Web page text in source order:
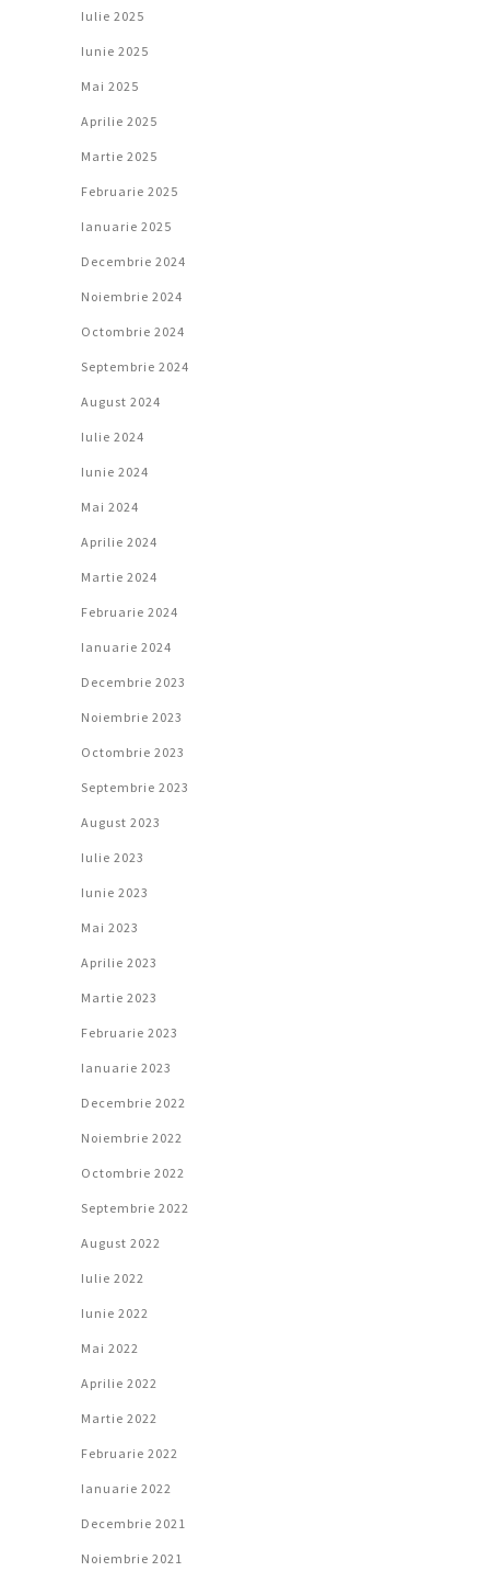
Iulie 2025
Iunie 2025
Mai 2025
Aprilie 2025
Martie 2025
Februarie 2025
Ianuarie 2025
Decembrie 2024
Noiembrie 2024
Octombrie 2024
Septembrie 2024
August 2024
Iulie 2024
Iunie 2024
Mai 2024
Aprilie 2024
Martie 2024
Februarie 2024
Ianuarie 2024
Decembrie 2023
Noiembrie 2023
Octombrie 2023
Septembrie 2023
August 2023
Iulie 2023
Iunie 2023
Mai 2023
Aprilie 2023
Martie 2023
Februarie 2023
Ianuarie 2023
Decembrie 2022
Noiembrie 2022
Octombrie 2022
Septembrie 2022
August 2022
Iulie 2022
Iunie 2022
Mai 2022
Aprilie 2022
Martie 2022
Februarie 2022
Ianuarie 2022
Decembrie 2021
Noiembrie 2021